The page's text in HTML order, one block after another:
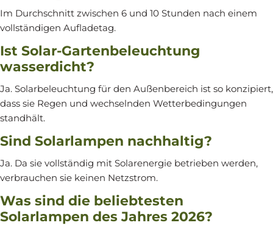
Im Durchschnitt zwischen 6 und 10 Stunden nach einem
vollständigen Aufladetag.
Ist Solar-Gartenbeleuchtung
wasserdicht?
Ja. Solarbeleuchtung für den Außenbereich ist so konzipiert,
dass sie Regen und wechselnden Wetterbedingungen
standhält.
Sind Solarlampen nachhaltig?
Ja. Da sie vollständig mit Solarenergie betrieben werden,
verbrauchen sie keinen Netzstrom.
Was sind die beliebtesten
Solarlampen des Jahres 2026?